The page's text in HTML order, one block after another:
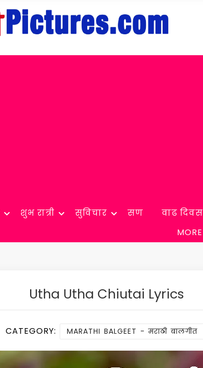
शुभ रात्री सुविचार सण वाढ दिवस
MORE
Utha Utha Chiutai Lyrics
CATEGORY: MARATHI BALGEET - मराठी बालगीत